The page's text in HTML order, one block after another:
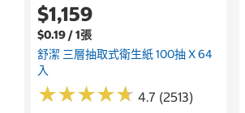
$1,159
$0.19 / 1張
舒潔 三層抽取式衛生紙 100抽 X 64
入
★★★★★
★★★★★ 4.7 (2513)